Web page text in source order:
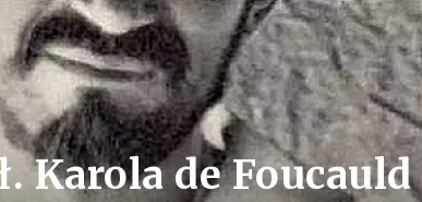
Karola de Foucauld